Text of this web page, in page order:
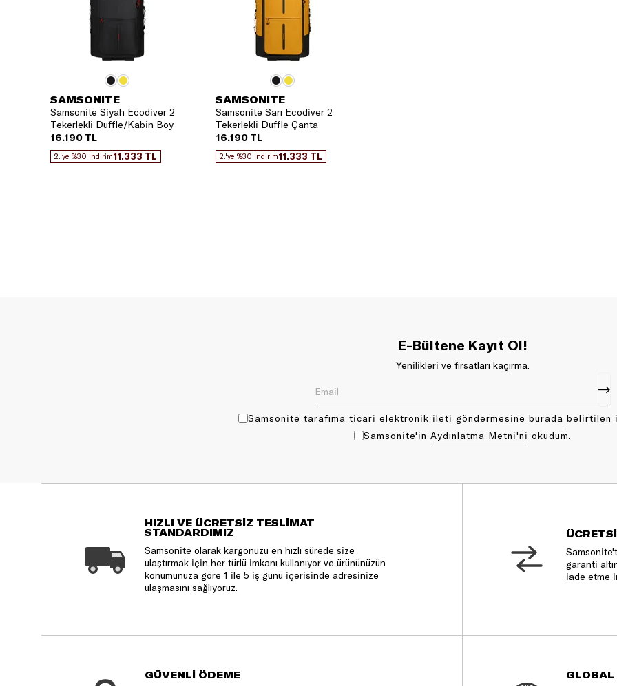
SAMSONITE
Samsonite Siyah Ecodiver 2
Tekerlekli Duffle/Kabin Boy
Valiz
16.190 TL
2.'ye %30 İndirim11.333 TL
SAMSONITE
Samsonite Sarı Ecodiver 2
Tekerlekli Duffle Çanta
16.190 TL
2.'ye %30 İndirim11.333 TL
E-Bültene Kayıt Ol!
Yenilikleri ve fırsatları kaçırma.
Samsonite tarafıma ticari elektronik ileti göndermesine bu rada belirtilen
Samsonite'in Aydınlatma Metni'ni okudum.
HIZLI VE ÜCRETSİZ TESLİMAT
STANDARDIMIZ
Samsonite olarak kargonuzu en hızlı sürede size
ulaştırmak için her türlü imkanı kullanıyor ve ürününüzün
konumunuza göre 1 ile 5 iş günü içerisinde adresinize
ulaşmasını sağlıyoruz.
garanti
iade etme
GÜVENLİ ÖDEME